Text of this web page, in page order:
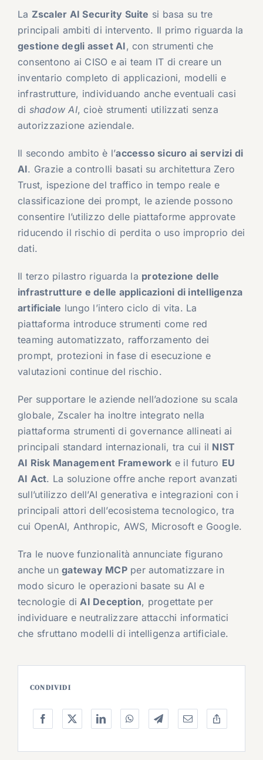
La Zscaler AI Security Suite si basa su tre
principali ambiti di intervento. Il primo riguarda la
gestione degli asset AI, con strumenti che
consentono ai CISO e ai team IT di creare un
inventario completo di applicazioni, modelli e
infrastrutture, individuando anche eventuali casi
di shadow AI, cioè strumenti utilizzati senza
autorizzazione aziendale.
Il secondo ambito è l’accesso sicuro ai servizi di
AI. Grazie a controlli basati su architettura Zero
Trust, ispezione del traffico in tempo reale e
classificazione dei prompt, le aziende possono
consentire l’utilizzo delle piattaforme approvate
riducendo il rischio di perdita o uso improprio dei
dati.
Il terzo pilastro riguarda la protezione delle
infrastrutture e delle applicazioni di intelligenza
artificiale lungo l’intero ciclo di vita. La
piattaforma introduce strumenti come red
teaming automatizzato, rafforzamento dei
prompt, protezioni in fase di esecuzione e
valutazioni continue del rischio.
Per supportare le aziende nell’adozione su scala
globale, Zscaler ha inoltre integrato nella
piattaforma strumenti di governance allineati ai
principali standard internazionali, tra cui il NIST
AI Risk Management Framework e il futuro EU
AI Act. La soluzione offre anche report avanzati
sull’utilizzo dell’AI generativa e integrazioni con i
principali attori dell’ecosistema tecnologico, tra
cui OpenAI, Anthropic, AWS, Microsoft e Google.
Tra le nuove funzionalità annunciate figurano
anche ungateway MCPper automatizzare in
modo sicuro le operazioni basate su AI e
tecnologie diAI Deception, progettate per
individuare e neutralizzare attacchi informatici
che sfruttano modelli di intelligenza artificiale.
CONDIVIDI